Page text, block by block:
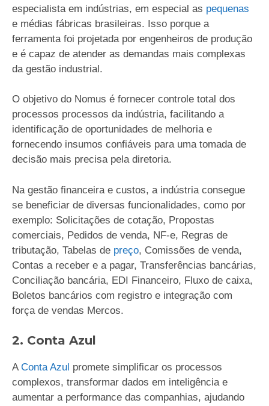
especialista em indústrias, em especial as pequenas
e médias fábricas brasileiras. Isso porque a
ferramenta foi projetada por engenheiros de produção
e é capaz de atender as demandas mais complexas
da gestão industrial.
O objetivo do Nomus é fornecer controle total dos
processos processos da indústria, facilitando a
identificação de oportunidades de melhoria e
fornecendo insumos confiáveis para uma tomada de
decisão mais precisa pela diretoria.
Na gestão financeira e custos, a indústria consegue
se beneficiar de diversas funcionalidades, como por
exemplo: Solicitações de cotação, Propostas
comerciais, Pedidos de venda, NF-e, Regras de
tributação, Tabelas de preço, Comissões de venda,
Contas a receber e a pagar, Transferências bancárias,
Conciliação bancária, EDI Financeiro, Fluxo de caixa,
Boletos bancários com registro e integração com
força de vendas Mercos.
2. Conta Azul
AConta Azul promete simplificar os processos
complexos, transformar dados em inteligência e
aumentar a performance das companhias, ajudando